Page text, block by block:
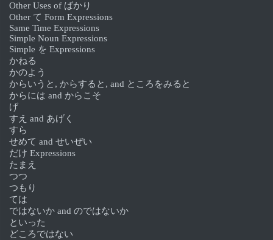
Other Uses of ばかり
Other て Form Expressions
Same Time Expressions
Simple Noun Expressions
Simple を Expressions
かねる
かのよう
からいうと, からすると, and ところをみると
からには and からこそ
げ
すえ and あげく
すら
せめて and せいぜい
だけ Expressions
たまえ
つつ
つもり
ては
ではないか and のではないか
といった
どころではない